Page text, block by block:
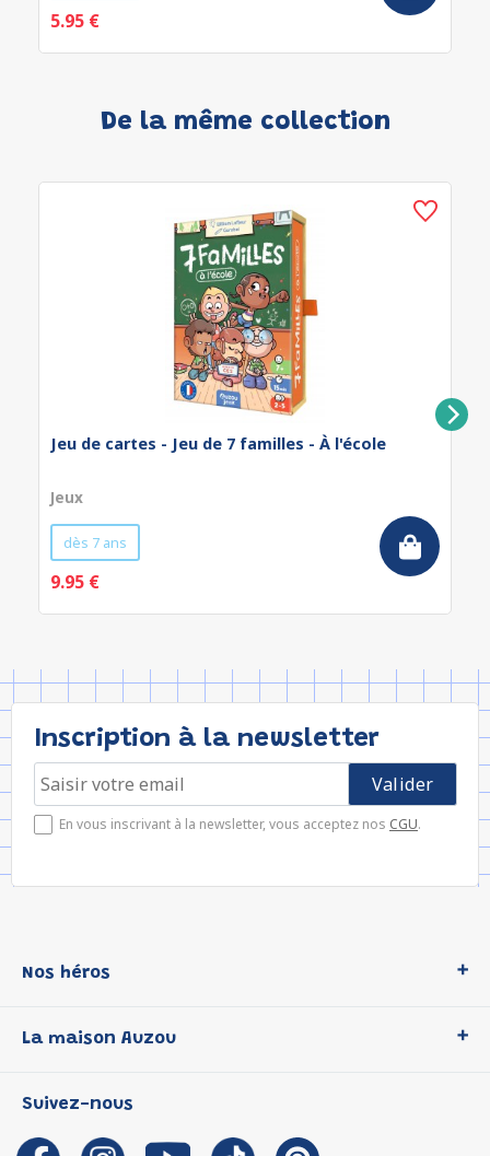
5.95 €
De la même collection
Jeu de cartes - Jeu de 7 familles - À l'école
Jeux
dès 7 ans
9.95 €
Inscription à la newsletter
En vous inscrivant à la newsletter, vous acceptez nos CGU.
Nos héros
P'tit Loup
Les Influenceuses
Migali
La maison Auzou
Notre histoire
Auzou s'engage
Suivez-nous